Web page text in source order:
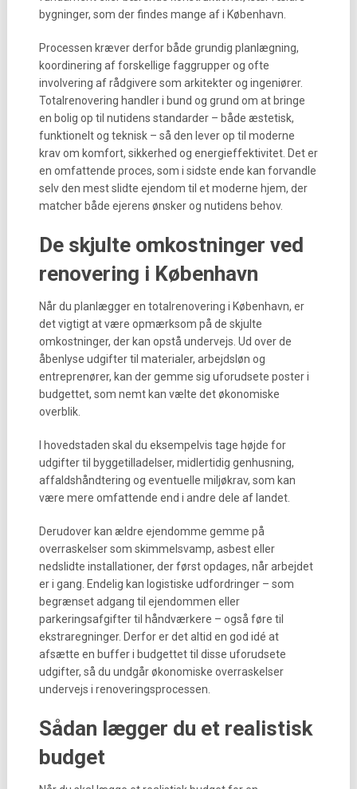
bygninger, som der findes mange af i København.
Processen kræver derfor både grundig planlægning,
koordinering af forskellige faggrupper og ofte
involvering af rådgivere som arkitekter og ingeniører.
Totalrenovering handler i bund og grund om at bringe
en bolig op til nutidens standarder – både æstetisk,
funktionelt og teknisk – så den lever op til moderne
krav om komfort, sikkerhed og energieffektivitet. Det er
en omfattende proces, som i sidste ende kan forvandle
selv den mest slidte ejendom til et moderne hjem, der
matcher både ejerens ønsker og nutidens behov.
De skjulte omkostninger ved
renovering i København
Når du planlægger en totalrenovering i København, er
det vigtigt at være opmærksom på de skjulte
omkostninger, der kan opstå undervejs. Ud over de
åbenlyse udgifter til materialer, arbejdsløn og
entreprenører, kan der gemme sig uforudsete poster i
budgettet, som nemt kan vælte det økonomiske
overblik.
I hovedstaden skal du eksempelvis tage højde for
udgifter til byggetilladelser, midlertidig genhusning,
affaldshåndtering og eventuelle miljøkrav, som kan
være mere omfattende end i andre dele af landet.
Derudover kan ældre ejendomme gemme på
overraskelser som skimmelsvamp, asbest eller
nedslidte installationer, der først opdages, når arbejdet
er i gang. Endelig kan logistiske udfordringer – som
begrænset adgang til ejendommen eller
parkeringsafgifter til håndværkere – også føre til
ekstraregninger. Derfor er det altid en god idé at
afsætte en buffer i budgettet til disse uforudsete
udgifter, så du undgår økonomiske overraskelser
undervejs i renoveringsprocessen.
Sådan lægger du et realistisk
budget